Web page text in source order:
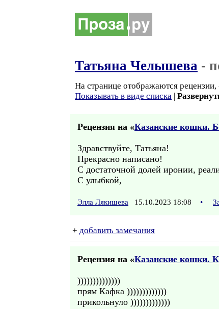
Татьяна Челышева -
На странице отображаются
Показывать в виде списка |
Рецензия на «Казанские кошки.
Здравствуйте, Татьяна!
Прекрасно написано!
С достаточной долей иронии,
С улыбкой,
Элла Лякишева 15.10.2023 18:08 •
+ добавить замечания
Рецензия на «Казанские кошки.
))))))))))))))
прям Кафка )))))))))))))
прикольнуло )))))))))))))